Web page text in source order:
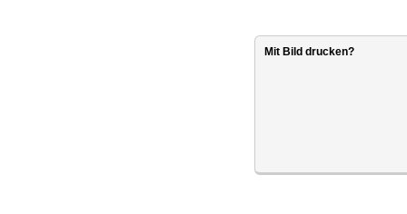
Mit Bild drucken?